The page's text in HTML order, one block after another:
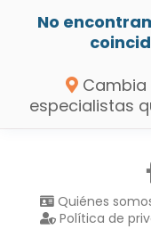
No
Cambia
especialistas
Quiénes
Política de